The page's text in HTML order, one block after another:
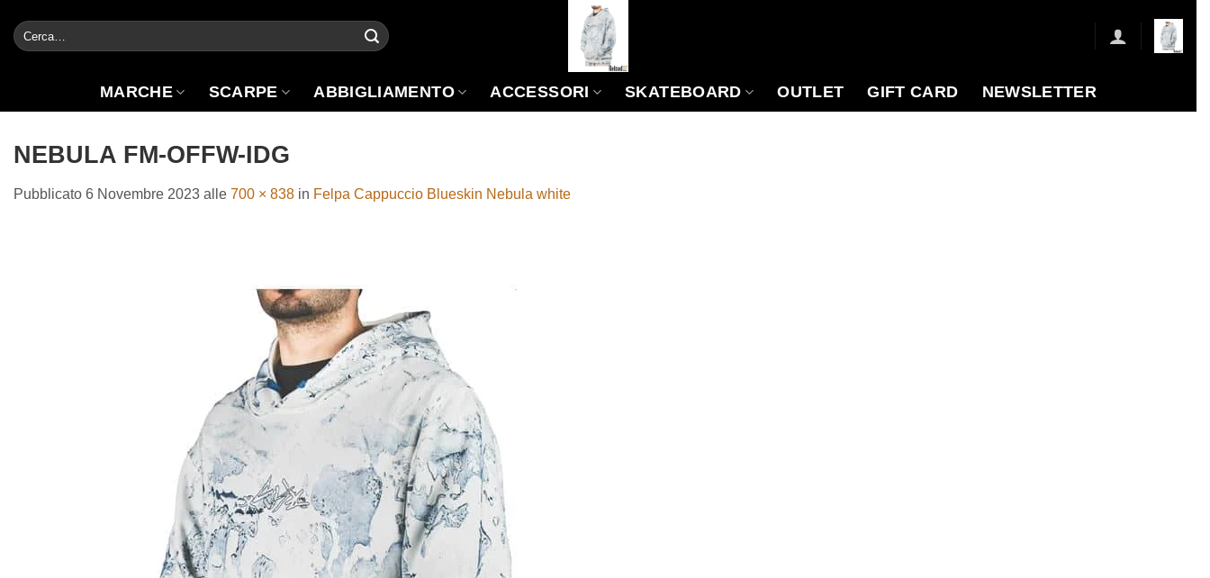
contenuti
Cerca:
MARCHE SCARPE ABBIGLIAMENTO ACCESSORI SKATEBOARD OUTLET GIFT CARD NEWSLETTER
NEBULA FM-OFFW-IDG
Pubblicato 6 Novembre 2023 alle 700 × 838 in Felpa Cappuccio Blueskin Nebula white